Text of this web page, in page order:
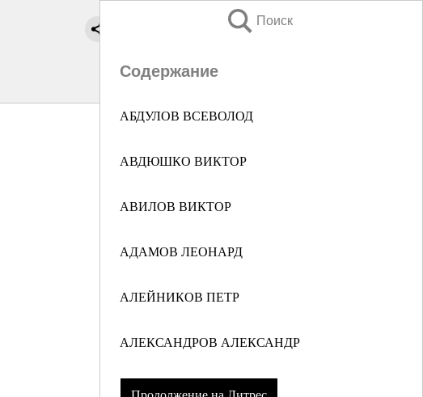
Поиск
Содержание
АБДУЛОВ ВСЕВОЛОД
АВДЮШКО ВИКТОР
АВИЛОВ ВИКТОР
АДАМОВ ЛЕОНАРД
АЛЕЙНИКОВ ПЕТР
АЛЕКСАНДРОВ АЛЕКСАНДР